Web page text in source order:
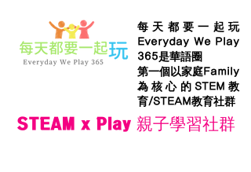
每天都要一起玩
Everyday We Play
365是華語圈
第一個以家庭Family
為核心的STEM教
育/STEAM教育社群
STEAM x Play 親子學習社群